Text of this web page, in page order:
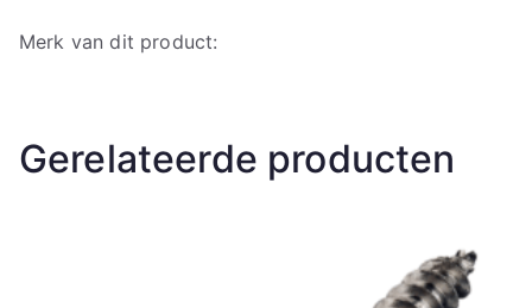
Merk van dit product:
Gerelateerde producten